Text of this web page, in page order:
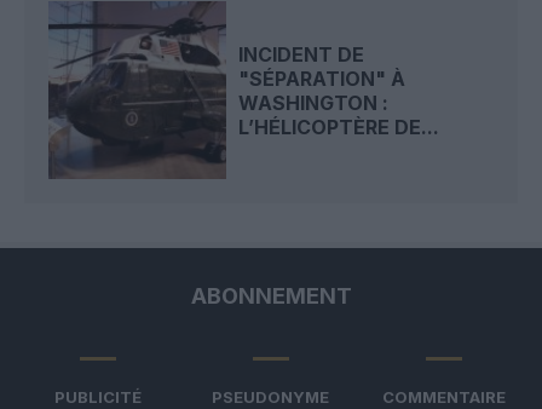
INCIDENT DE
"SÉPARATION" À
WASHINGTON :
L’HÉLICOPTÈRE DE...
ABONNEMENT
PUBLICITÉ
PSEUDONYME
COMMENTAIRE